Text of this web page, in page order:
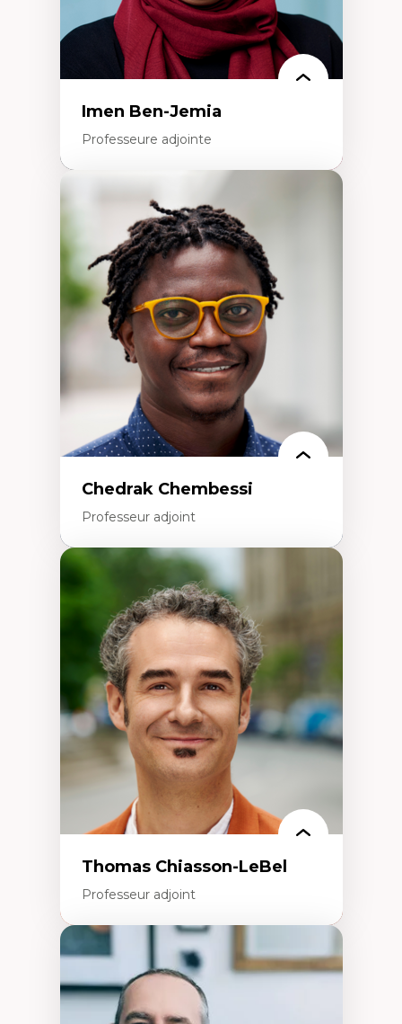
Imen Ben-Jemia
Professeure adjointe
Expertises
Discours sur la ville et représentations
Mosquées, formes et usages au Canada
Reconnaissance et représentations des
communautés immigrantes dans l'espace
urbain
Design architectural et urbain
Patrimoine et patrimonialisation
Études postcoloniales et décolonisation des
savoirs
Chedrak Chembessi
Professeur adjoint
Économie circulaire
Modèles d’affaires durables
Histoire des faits économiques
Gestion durable des ressources naturelles
Écologie industrielle
Aménagement durable du territoire
Développement régional
Coopératives
Télétravail en milieu rural francophone
Transition socio-écologique
Thomas Chiasson-LeBel
Professeur adjoint
Expertises
Théories du développement
Économie politique comparée
Élites économiques